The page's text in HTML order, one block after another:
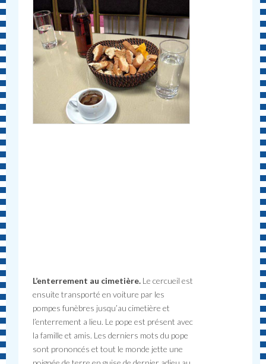
L’enterrement au cimetière. Le cercueil est
ensuite transporté en voiture par les
pompes funèbres jusqu’au cimetière et
l’enterrement a lieu. Le pope est présent avec
la famille et amis. Les derniers mots du pope
sont prononcés et tout le monde jette une